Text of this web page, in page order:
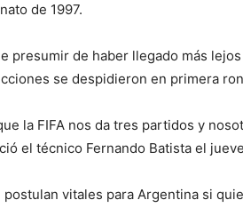
de 1997.
presumir de haber llegado más
se despidieron en primera
la FIFA nos da tres partidos y
el técnico Fernando Batista el
vitales para Argentina si